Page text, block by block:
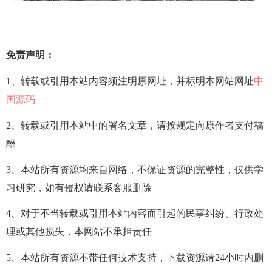
——————————————————————–
免责声明：
1、转载或引用本站内容须注明原网址，并标明本网站网址中
国源码
2、转载或引用本站中的署名文章，请按规定向原作者支付稿
酬
3、本站所有资源均来自网络，不保证资源的完整性，仅供学
习研究，如有侵权请联系客服删除
4、对于不当转载或引用本站内容而引起的民事纠纷、行政处
理或其他损失，本网站不承担责任
5、本站所有资源不带任何技术支持，下载资源请24小时内删